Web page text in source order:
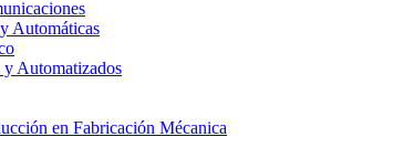
Automáticas
y Automatizados
en Fabricación Mécanica